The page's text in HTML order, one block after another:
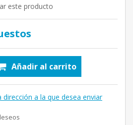
este producto
Añadir al carrito
a la que desea enviar